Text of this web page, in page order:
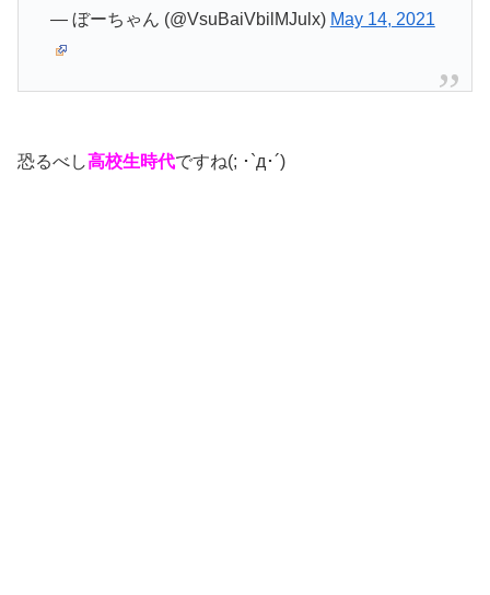
— ぼーちゃん (@VsuBaiVbilMJulx) May 14, 2021
恐るべし高校生時代ですね(; ･`д･´)